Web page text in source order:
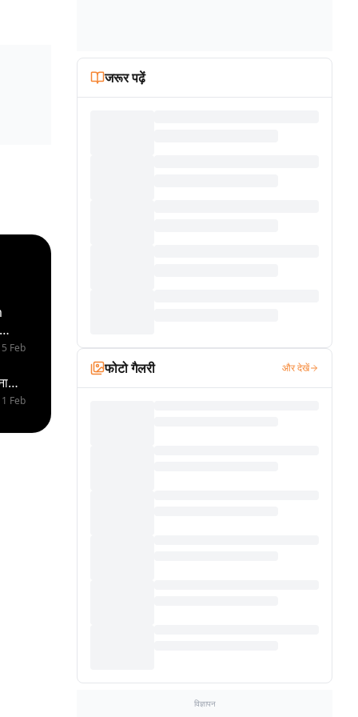
Feb
Feb
जरूर पढ़ें
फोटो गैलरी और देखें
विज्ञापन